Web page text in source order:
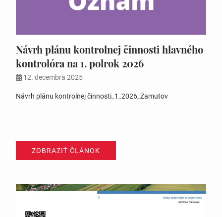
Návrh plánu kontrolnej činnosti hlavného
kontrolóra na 1. polrok 2026
12. decembra 2025
Návrh plánu kontrolnej činnosti_1_2026_Zamutov
ZOBRAZIŤ ČLÁNOK